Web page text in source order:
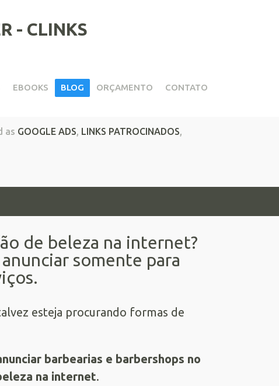
EBOOKS BLOG ORÇAMENTO CONTATO
internet
as GOOGLE ADS, LINKS PATROCINADOS,
de beleza na internet?
somente para
esteja procurando formas de
barbearias e barbershops no
na internet.